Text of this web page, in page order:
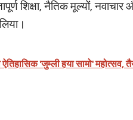
शिक्षा, नैतिक मूल्यों, नवाचार
'जुम्ली हया सामो' महोत्सव,